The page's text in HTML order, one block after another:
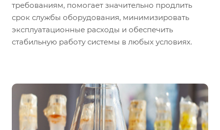
требованиям, помогает значительно продлить
срок службы оборудования, минимизировать
эксплуатационные расходы и обеспечить
стабильную работу системы в любых условиях.